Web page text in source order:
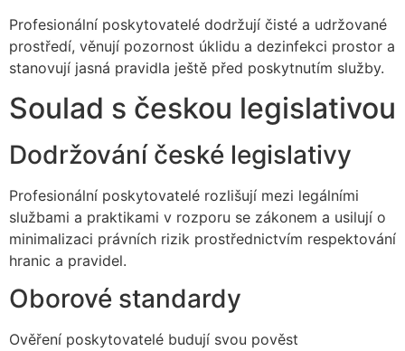
Profesionální poskytovatelé dodržují čisté a udržované
prostředí, věnují pozornost úklidu a dezinfekci prostor a
stanovují jasná pravidla ještě před poskytnutím služby.
Soulad s českou legislativou
Dodržování české legislativy
Profesionální poskytovatelé rozlišují mezi legálními
službami a praktikami v rozporu se zákonem a usilují o
minimalizaci právních rizik prostřednictvím respektování
hranic a pravidel.
Oborové standardy
Ověření poskytovatelé budují svou pověst